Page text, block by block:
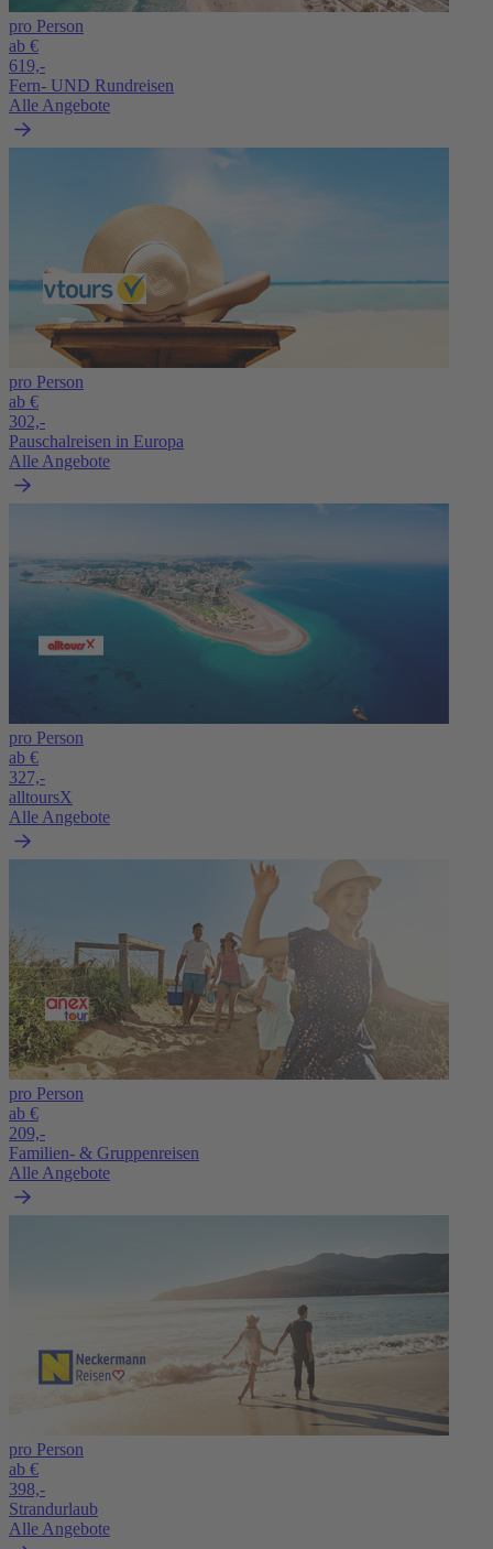
pro Person
ab €
619,-
Fern- UND Rundreisen
Alle Angebote
pro Person
ab €
302,-
Pauschalreisen in Europa
Alle Angebote
pro Person
ab €
327,-
alltoursX
Alle Angebote
pro Person
ab €
209,-
Familien- & Gruppenreisen
Alle Angebote
pro Person
ab €
398,-
Strandurlaub
Alle Angebote